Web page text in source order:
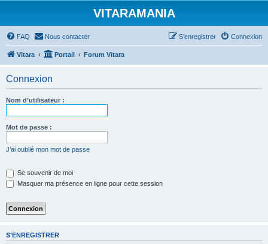
VITARAMANIA
FAQ Nous contacter Connexion
S’enregistrer
Vitara Portail Forum Vitara
Connexion
Nom d’utilisateur :
Mot de passe :
J’ai oublié mon mot de passe
Se souvenir de moi
Masquer ma présence en ligne pour cette session
S’ENREGISTRER